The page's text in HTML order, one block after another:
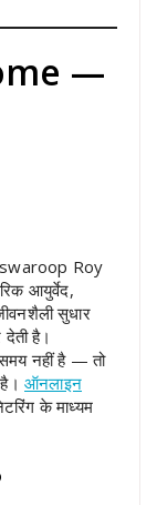
—
Roy
आयुर्वेद,
सुधार
है।
नहीं है — तो
ऑनलाइन
के माध्यम